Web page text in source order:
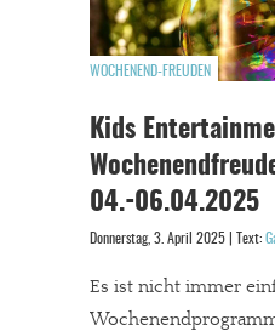
WOCHENEND-FREUDEN
Kids
04.-06.04.2025
Donnerstag, 3. April 2025 | Text:
Es ist nicht immer